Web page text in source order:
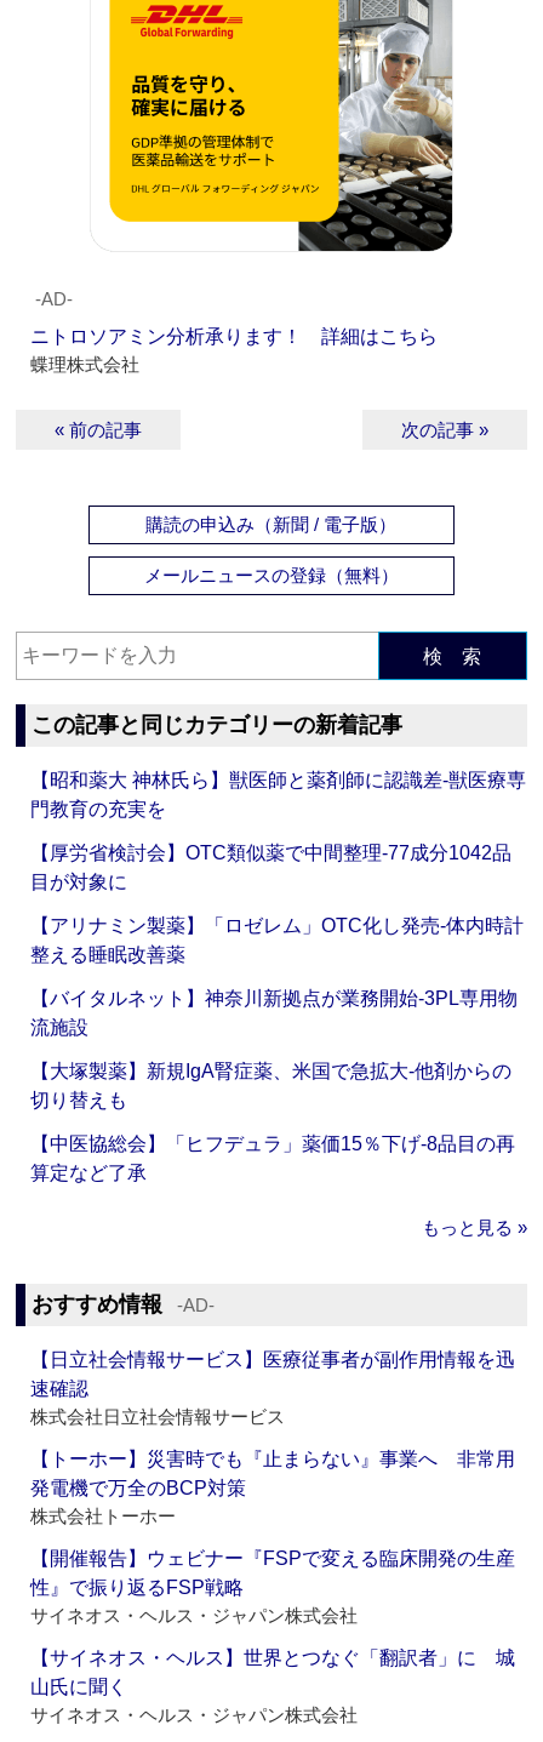
‐AD‐
ニトロソアミン分析承ります！ 詳細はこちら
蝶理株式会社
« 前の記事 次の記事 »
購読の申込み（新聞 / 電子版）
メールニュースの登録（無料）
検 索
この記事と同じカテゴリーの新着記事
【昭和薬大 神林氏ら】獣医師と薬剤師に認識差‐獣医療専
門教育の充実を
【厚労省検討会】OTC類似薬で中間整理‐77成分1042品
目が対象に
【アリナミン製薬】「ロゼレム」OTC化し発売‐体内時計
整える睡眠改善薬
【バイタルネット】神奈川新拠点が業務開始‐3PL専用物
流施設
【大塚製薬】新規IgA腎症薬、米国で急拡大‐他剤からの
切り替えも
【中医協総会】「ヒフデュラ」薬価15％下げ‐8品目の再
算定など了承
もっと見る »
おすすめ情報 ‐AD‐
【日立社会情報サービス】医療従事者が副作用情報を迅
速確認
株式会社日立社会情報サービス
【トーホー】災害時でも『止まらない』事業へ 非常用
発電機で万全のBCP対策
株式会社トーホー
【開催報告】ウェビナー『FSPで変える臨床開発の生産
性』で振り返るFSP戦略
サイネオス・ヘルス・ジャパン株式会社
【サイネオス・ヘルス】世界とつなぐ「翻訳者」に 城
山氏に聞く
サイネオス・ヘルス・ジャパン株式会社